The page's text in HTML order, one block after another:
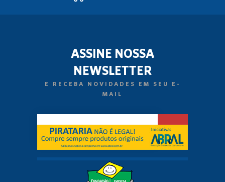
ASSINE NOSSA
NEWSLETTER
E RECEBA NOVIDADES EM SEU E-
MAIL